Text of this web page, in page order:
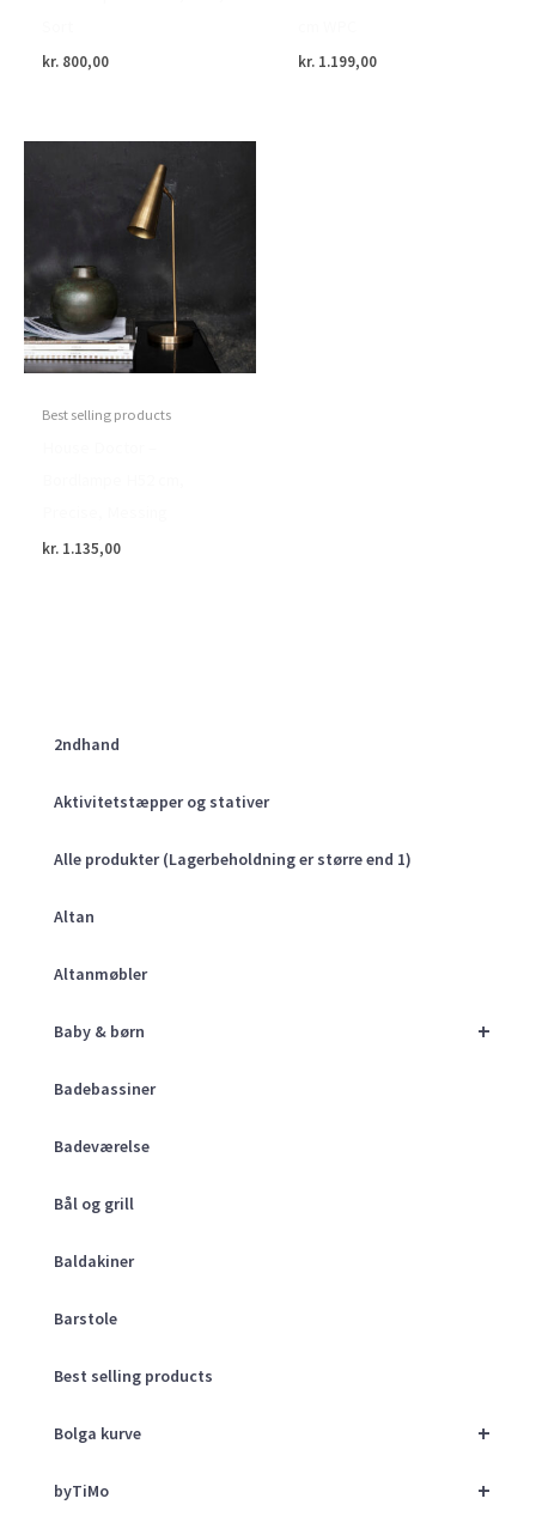
2ndhand
Aktivitetstæpper og stativer
Alle produkter (Lagerbeholdning er større end 1)
Altan
Altanmøbler
+
Baby & børn
Badebassiner
Badeværelse
Bål og grill
Baldakiner
Barstole
Best selling products
+
Bolga kurve
+
byTiMo
kr. 800,00 kr. 1.199,00
Best selling products
kr. 1.135,00